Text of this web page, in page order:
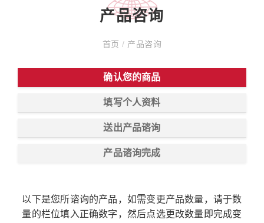
产品咨询
首页/ 产品咨询
确认您的商品
填写个人资料
送出产品谘询
产品谘询完成
以下是您所谘询的产品，如需变更产品数量，请于数
量的栏位填入正确数字，然后点选更改数量即完成变